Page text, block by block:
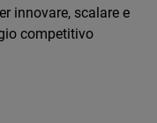
innovare, scalare e
competitivo